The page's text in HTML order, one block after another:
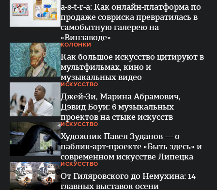
a-s-t-r-a: Как онлайн-платформа по
продаже совриска превратилась в
самобытную галерею на
«Винзаводе»
КОЛОНКИ
Как большое искусство цитируют в
мультфильмах, кино и
музыкальных видео
ИСКУССТВО
Джей-Зи, Марина Абрамович,
Дэвид Боуи: 6 музыкальных
проектов на стыке искусств
ИСКУССТВО
Художник Павел Зуданов — о
паблик-арт-проекте «Быть здесь» и
современном искусстве Липецка
ИСКУССТВО
От Гиляровского до Немухина: 14
главных выставок осени